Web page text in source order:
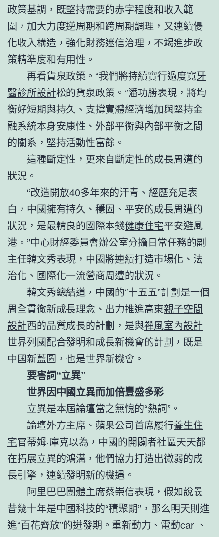
政策基調，既堅持需要的赤字程度和收入範
圍，加大力度逆周期和跨周期調理，又連續優
化收入構造，強化財務迷信治理，不竭進步政
策精準度和有用性。
再看貨泉政策。“我們將持續實行過度寬牙
醫診所設計松的貨泉政策。”潘功勝表現，將均
衡好短期與持久、支撐實體經濟增加與堅持金
融系統本身安康性、外部平衡與內部平衡之間
的關系，堅持活動性富餘。
這種斷定性，更來自斷定性的成長周遭的
狀況。
“改造開放40多年來的汗青、經歷充足表
白，中國擁有持久、穩固、平安的成長周遭的
狀況，是最精良的國際本錢健康住宅平安避風
港。”中心財經委員會辦公室分擔日常任務的副
主任韓文秀表現，中國將連續打造市場化、法
治化、國際化一流營商周遭的狀況。
韓文秀總結道，中國的“十五五”計劃是一個
周全貫徹新成長理念、出力推進高東親子空間
設計西的品質成長的計劃，是與禪風室內設計
世界列國配合發明和成長新機會的計劃，既是
中國新藍圖，也是世界新機會。
要害詞“立異”
世界因中國立異而加倍豐盛多彩
立異是本屆論壇當之無愧的“熱詞”。
論壇外方主席、蘋果公司首席履行養生住
宅官蒂姆·庫克以為，中國的開闢者社區天天都
在拓展立異的鴻溝，他們協力打造出微弱的成
長引擎，連續發明新的機遇。
阿里巴巴團體主席蔡崇信表現，假如說曩
昔幾十年是中國科技的“積聚期”，那么明天則進
進“百花齊放”的迸發期。重新動力、電動car 、